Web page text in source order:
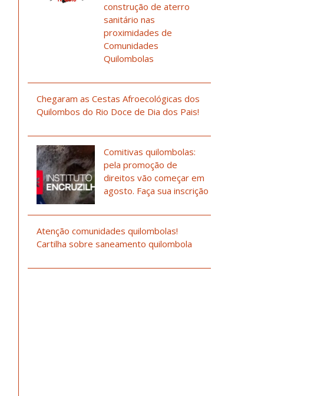
construção de aterro
sanitário nas
proximidades de
Comunidades
Quilombolas
Chegaram as Cestas Afroecológicas dos
Quilombos do Rio Doce de Dia dos Pais!
Comitivas quilombolas:
pela promoção de
direitos vão começar em
agosto. Faça sua inscrição
Atenção comunidades quilombolas!
Cartilha sobre saneamento quilombola